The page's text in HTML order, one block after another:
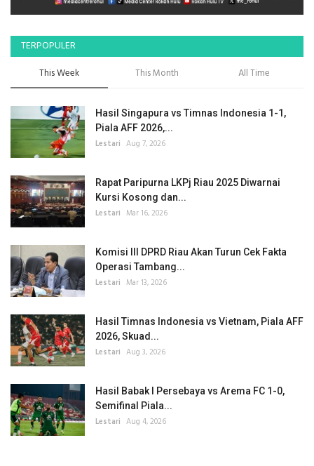
TERPOPULER
This Week This Month All Time
Hasil Singapura vs Timnas Indonesia 1-1,
Piala AFF 2026,...
Lestari Aug 7, 2026
Rapat Paripurna LKPj Riau 2025 Diwarnai
Kursi Kosong dan...
Lestari Mar 16, 2026
Komisi III DPRD Riau Akan Turun Cek Fakta
Operasi Tambang...
Lestari Mar 13, 2026
Hasil Timnas Indonesia vs Vietnam, Piala AFF
2026, Skuad...
Lestari Aug 3, 2026
Hasil Babak I Persebaya vs Arema FC 1-0,
Semifinal Piala...
Lestari Aug 4, 2026